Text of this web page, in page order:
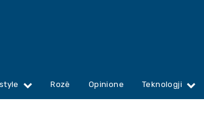
Rozë Opinione Teknologji